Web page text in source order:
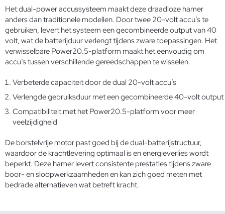
Het dual-power accussysteem maakt deze draadloze hamer
anders dan traditionele modellen. Door twee 20-volt accu’s te
gebruiken, levert het systeem een gecombineerde output van 40
volt, wat de batterijduur verlengt tijdens zware toepassingen. Het
verwisselbare Power20.5-platform maakt het eenvoudig om
accu’s tussen verschillende gereedschappen te wisselen.
Verbeterde capaciteit door de dual 20-volt accu’s
Verlengde gebruiksduur met een gecombineerde 40-volt output
Compatibiliteit met het Power20.5-platform voor meer
veelzijdigheid
De borstelvrije motor past goed bij de dual-batterijstructuur,
waardoor de krachtlevering optimaal is en energieverlies wordt
beperkt. Deze hamer levert consistente prestaties tijdens zware
boor- en sloopwerkzaamheden en kan zich goed meten met
bedrade alternatieven wat betreft kracht.